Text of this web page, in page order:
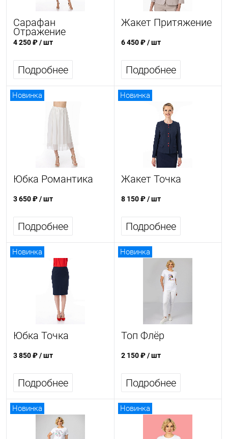
Сарафан
Отражение
4 250 ₽/ шт
Подробнее
Жакет Притяжение
6 450 ₽/ шт
Подробнее
Новинка
Юбка Романтика
3 650 ₽/ шт
Подробнее
Новинка
Жакет Точка
8 150 ₽/ шт
Подробнее
Новинка
Юбка Точка
3 850 ₽/ шт
Подробнее
Новинка
Топ Флёр
2 150 ₽/ шт
Подробнее
Новинка Новинка